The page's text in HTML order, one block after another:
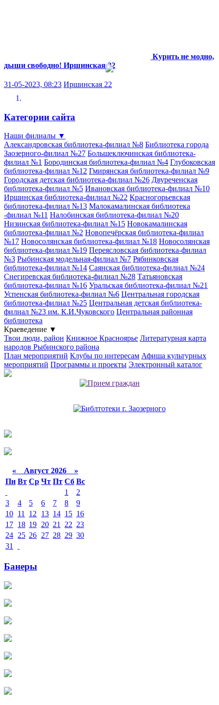
Курить не модно,
дыши свободно! Иршинская 22
31-05-2023, 08:23 Иршинская 22
Категории сайта
Наши филиалы ▼
Александровская библиотека-филиал №8 Библиотека города
Заозерного-филиал №27 Большеключинская библиотека-
филиал №1 Бородинская библиотека-филиал №4 Глубоковская
библиотека-филиал №12 Гмирянская библиотека-филиал №9
Городская детская библиотека-филиал №26 Двуреченская
библиотека-филиал №5 Ивановская библиотека-филиал №10
Иршинская библиотека-филиал №22 Красногорьевская
библиотека-филиал №13 Малокамалинская библиотека
-филиал №11 Налобинская библиотека-филиал №20
Низинская библиотека-филиал №15 Новокамалинская
библиотека-филиал №2 Новопечёрская библиотека-филиал
№17 Новосолянская библиотека-филиал №18 Новосолянская
библиотека-филиал №19 Переясловская библиотека-филиал
№3 Рыбинская модельная-филиал №7 Рябинковская
библиотека-филиал №14 Саянская библиотека-филиал №24
Снегиревская библиотека-филиал №28 Татьяновская
библиотека-филиал №16 Уральская библиотека-филиал №21
Успенская библиотека-филиал №6 Центральная городская
библиотека-филиал №25 Центральная детская библиотека-
филиал №23 им. К.И.Чуковского Центральная районная
библиотека
Краеведение ▼
Твои люди, район Книжное Красноярье Литературная карта
народов Рыбинского района
План мероприятий Клубы по интересам Афиша культурных
мероприятий Программы и проекты Электронный каталог
« Август 2026 »
Пн Вт Ср Чт Пт Сб Вс
1
2
3
4 5 6 7 8
9
10 11 12 13 14 15 16
17 18 19 20 21 22 23
24 25 26 27 28 29 30
31
Банеры